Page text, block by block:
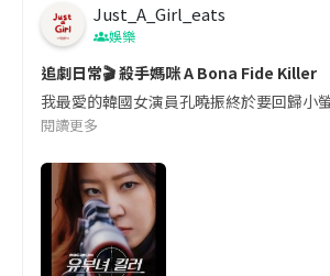
Just_A_Girl_eats
娛樂
追劇日常🎬 殺手媽咪 A Bona Fide Killer
我最愛的韓國女演員孔曉振終於要回歸小
閱讀更多